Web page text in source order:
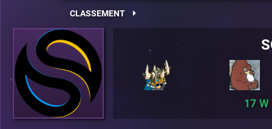
CLASSEMENT
17